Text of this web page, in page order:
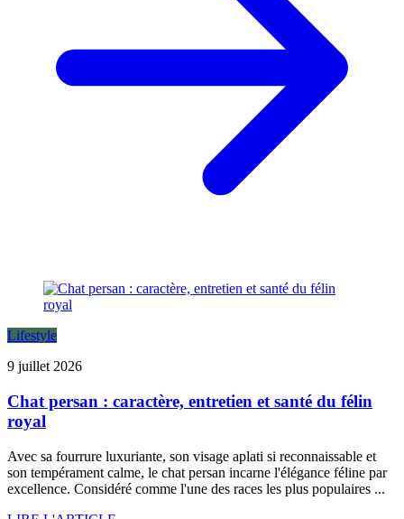
Lifestyle
9 juillet 2026
Chat persan : caractère, entretien et santé du félin
royal
Avec sa fourrure luxuriante, son visage aplati si reconnaissable et
son tempérament calme, le chat persan incarne l'élégance féline par
excellence. Considéré comme l'une des races les plus populaires ...